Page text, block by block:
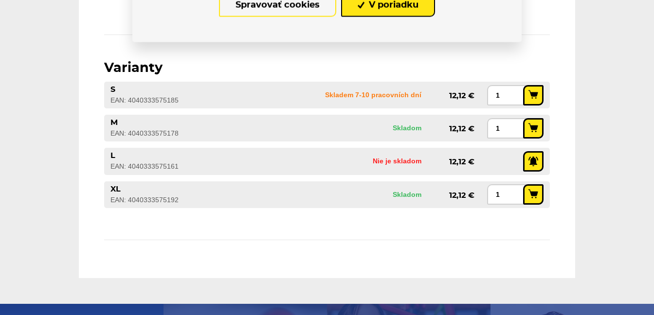
Varianty
S
EAN: 4040333575185
Skladem 7-10 pracovních dní 12,12 €
M
EAN: 4040333575178
Skladom 12,12 €
L
EAN: 4040333575161
Nie je skladom 12,12 €
XL
EAN: 4040333575192
Skladom 12,12 €
Spravovať cookies V poriadku